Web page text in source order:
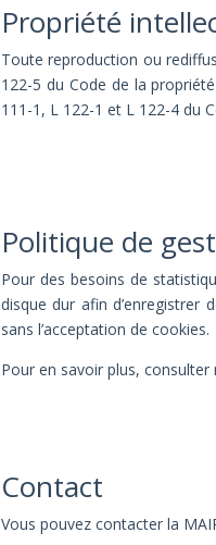
Propriété
Toute reproduction ou
122-5 du Code de la
111-1, L 122-1 et L 122-4 du
Politique de
Pour des besoins de
disque dur afin d’enregistrer
sans l’acceptation de cookies.
Pour en savoir plus, consulter
Contact
Vous pouvez contacter la